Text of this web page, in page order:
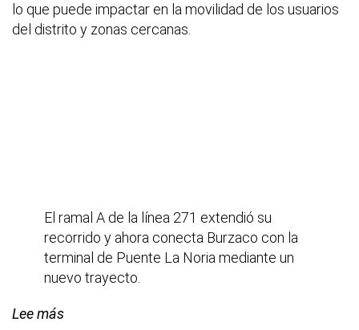
lo que puede impactar en la movilidad de los usuarios
del distrito y zonas cercanas.
El ramal A de la línea 271 extendió su
recorrido y ahora conecta Burzaco con la
terminal de Puente La Noria mediante un
nuevo trayecto.
Lee más